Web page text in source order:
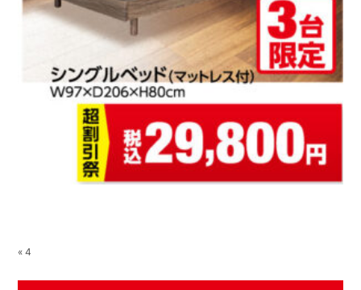
« 4